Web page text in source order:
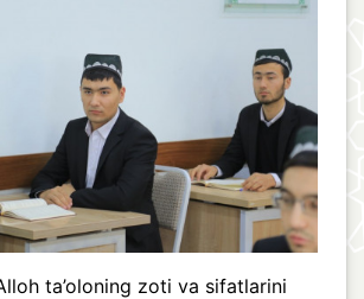
ta’oloning zoti va sifatlarini